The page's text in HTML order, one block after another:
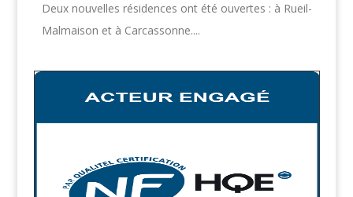
Deux nouvelles résidences ont été ouvertes : à Rueil-
Malmaison et à Carcassonne....